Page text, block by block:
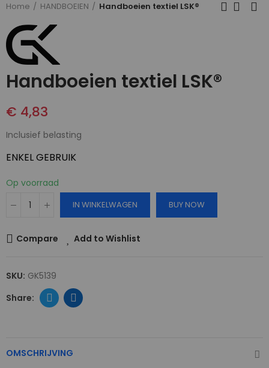
Home HANDBOEIEN Handboeien textiel LSK®
Handboeien textiel LSK®
€ 4,83
Inclusief belasting
ENKEL GEBRUIK
Op voorraad
IN WINKELWAGEN BUY NOW
Compare Add to Wishlist
SKU: GK5139
OMSCHRIJVING